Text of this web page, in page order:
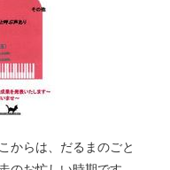
からは、だるまのごと